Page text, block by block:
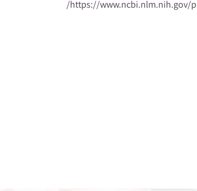
https://www.ncbi.nlm.nih.gov/